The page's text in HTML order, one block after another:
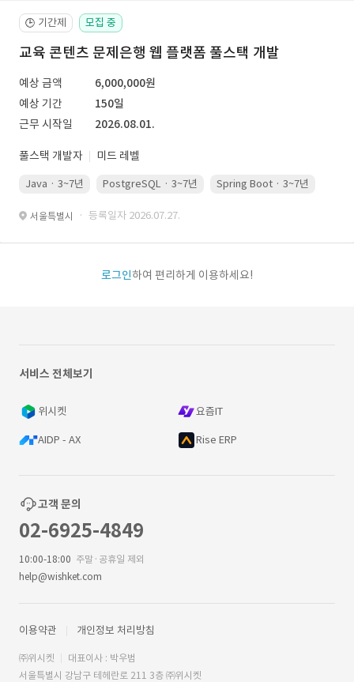
🕒 기간제 모집 중
교육 콘텐츠 문제은행 웹 플랫폼 풀스택 개발
예상 금액
6,000,000원
예상 기간
150일
근무 시작일
2026.08.01.
풀스택 개발자 미드 레벨
Java · 3~7년 PostgreSQL · 3~7년 Spring Boot · 3~7년
서울특별시 · 등록일자 2026.07.27.
로그인하여 편리하게 이용하세요!
서비스 전체보기
위시켓 요즘IT
AIDP - AX Rise ERP
고객 문의
02-6925-4849
10:00-18:00 주말·공휴일 제외
help@wishket.com
이용약관 개인정보 처리방침
㈜위시켓
대표이사 : 박우범
서울특별시 강남구 테헤란로 211 3층 ㈜위시켓